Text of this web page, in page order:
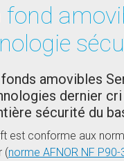
fond
amovibles
dernier
sécurité du
est conforme aux
(norme AFNOR NF